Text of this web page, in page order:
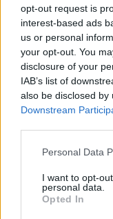
opt-out request is
interest-based ads
us or personal
your opt-out. You
disclosure of your
IAB’s list of
also be disclosed
Downstream
Personal Data
I want to opt-
personal data.
Opted In